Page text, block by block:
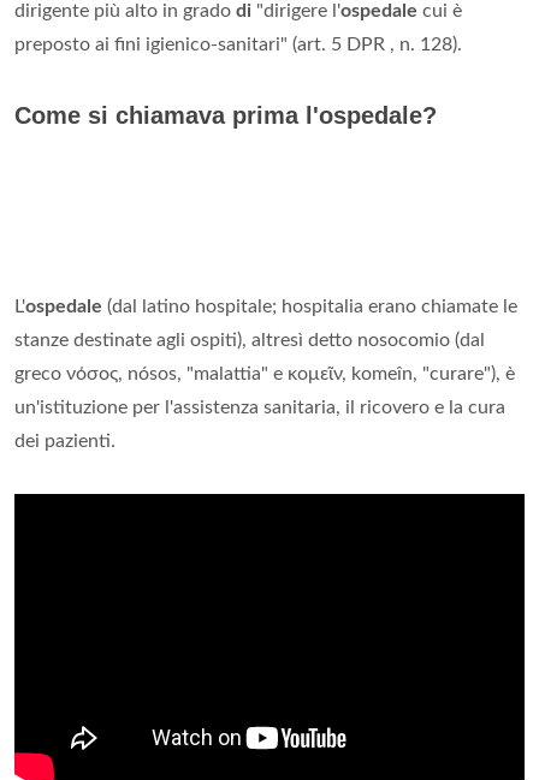
dirigente più alto in grado di "dirigere l'ospedale cui è
preposto ai fini igienico-sanitari" (art. 5 DPR , n. 128).
Come si chiamava prima l'ospedale?
L'ospedale (dal latino hospitale; hospitalia erano chiamate le
stanze destinate agli ospiti), altresì detto nosocomio (dal
greco νόσος, nósos, "malattia" e κομεῖν, komeîn, "curare"), è
un'istituzione per l'assistenza sanitaria, il ricovero e la cura
dei pazienti.